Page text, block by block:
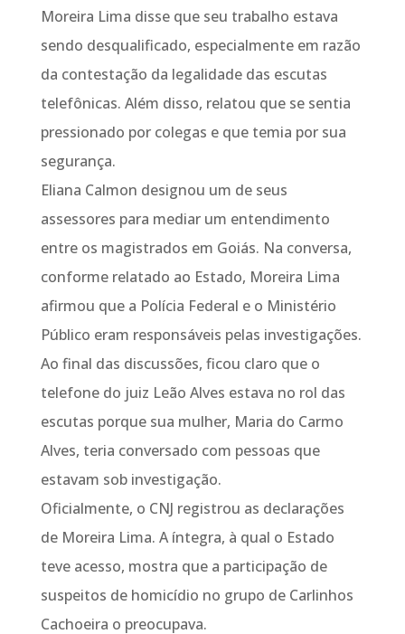
Moreira Lima disse que seu trabalho estava
sendo desqualificado, especialmente em razão
da contestação da legalidade das escutas
telefônicas. Além disso, relatou que se sentia
pressionado por colegas e que temia por sua
segurança.
Eliana Calmon designou um de seus
assessores para mediar um entendimento
entre os magistrados em Goiás. Na conversa,
conforme relatado ao Estado, Moreira Lima
afirmou que a Polícia Federal e o Ministério
Público eram responsáveis pelas investigações.
Ao final das discussões, ficou claro que o
telefone do juiz Leão Alves estava no rol das
escutas porque sua mulher, Maria do Carmo
Alves, teria conversado com pessoas que
estavam sob investigação.
Oficialmente, o CNJ registrou as declarações
de Moreira Lima. A íntegra, à qual o Estado
teve acesso, mostra que a participação de
suspeitos de homicídio no grupo de Carlinhos
Cachoeira o preocupava.